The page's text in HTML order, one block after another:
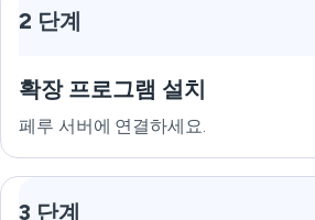
2 단계
확장 프로그램 설치
페루 서버에 연결하세요.
3 단계